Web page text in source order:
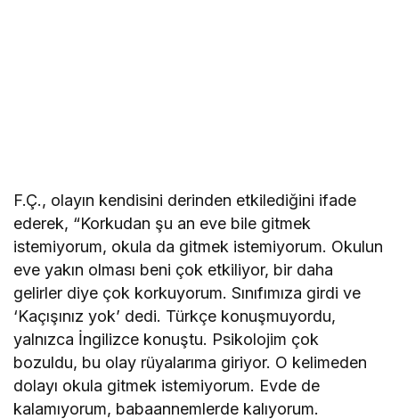
F.Ç., olayın kendisini derinden etkilediğini ifade
ederek, “Korkudan şu an eve bile gitmek
istemiyorum, okula da gitmek istemiyorum. Okulun
eve yakın olması beni çok etkiliyor, bir daha
gelirler diye çok korkuyorum. Sınıfımıza girdi ve
‘Kaçışınız yok’ dedi. Türkçe konuşmuyordu,
yalnızca İngilizce konuştu. Psikolojim çok
bozuldu, bu olay rüyalarıma giriyor. O kelimeden
dolayı okula gitmek istemiyorum. Evde de
kalamıyorum, babaannemlerde kalıyorum.